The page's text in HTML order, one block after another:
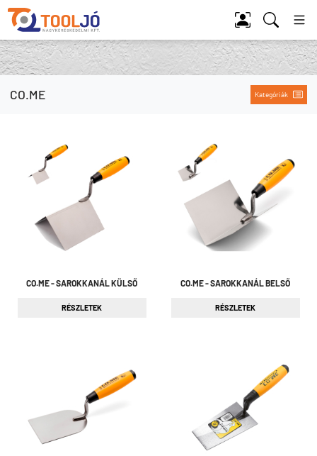
Tool Jó
CO.ME Kategóriák
CO.ME - SAROKKANÁL KÜLSŐ
RÉSZLETEK
CO.ME - SAROKKANÁL BELSŐ
RÉSZLETEK